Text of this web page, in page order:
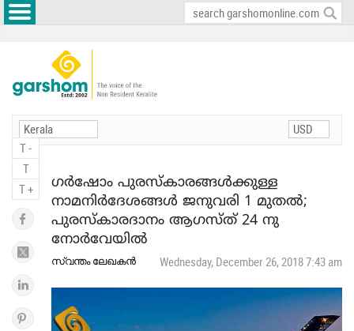
T -
T
T +
ഗർഷോം പുരസ്കാരങ്ങൾക്കുള്ള
നാമനിർദേശങ്ങൾ ജനുവരി 1 മുതൽ;
പുരസ്‌കാരദാനം ആഗസ്ത് 24 നു
നോർവേയിൽ
സ്വന്തം ലേഖകൻ Wednesday, December 26, 2018 7:43 am